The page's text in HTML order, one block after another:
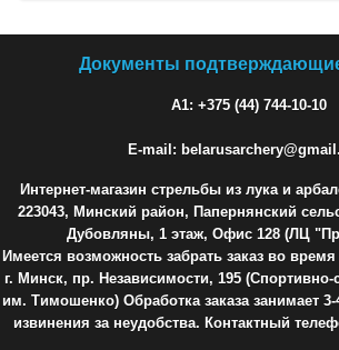
Документы
A1: +375 (44) 744-10-10
E-mail:
Интернет-магазин стрельбы из лука и
223043, Минский район, Папернянский
Дубовляны, 1 этаж, Офис 128 (ЛЦ
Имеется возможность забрать заказ во
г. Минск, пр. Независимости, 195
им. Тимошенко) Обработка заказа занимает
извинения за неудобства. Контактный